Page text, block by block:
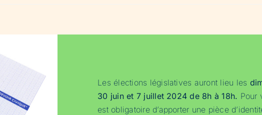
Les élections législatives auront lieu les
30 juin et 7 juillet 2024 de 8h à 18h. Pour
est obligatoire d’apporter une pièce